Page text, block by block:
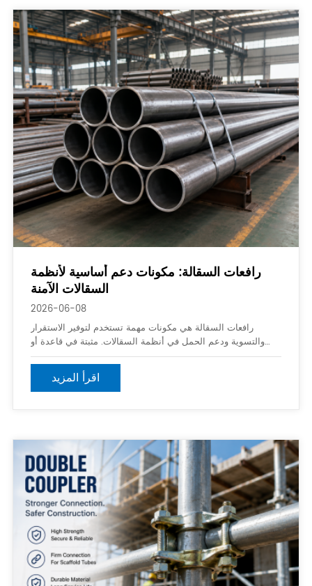
رافعات السقالة: مكونات دعم أساسية لأنظمة
السقالات الآمنة
2026-06-08
رافعات السقالة هي مكونات مهمة تستخدم لتوفير الاستقرار
والتسوية ودعم الحمل في أنظمة السقالات. مثبتة في قاعدة أو
قمة هيكل السقالة ، فهي تساعد على ضبط الارتفاع والتعويض عن
اقرأ المزيد